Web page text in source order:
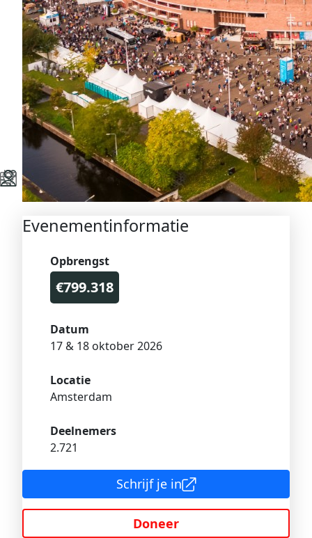
Evenementinformatie
Opbrengst
€799.318
Datum
17 & 18 oktober 2026
Locatie
Amsterdam
Deelnemers
2.721
Schrijf je in
Doneer